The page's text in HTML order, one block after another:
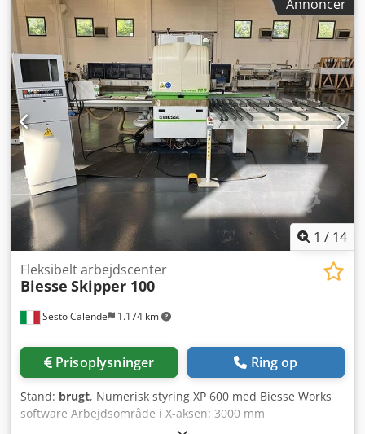
vægt:
3.000 kg
, TEKNISKE
DETALJER Arbejdsområde, X-akse: 3.000 mm
Arbejdsområde, Y-akse: 1.000 mm Arbejdsområde, Z-akse:
60 mm MASKINDETALJER Styring: Xp 600 med Biesse Works
software Vægt: 3.000 kg Chedpfjydk Rmox Apioa UDSTYR
Automatisk læsesystem med motoriseret båndtransportør
2 spændeklemmer til fastgørelse og transport af panelet
1+1 vertikal elektromotor (nedre + øvre) med 3 akser 1+1
uafhængig sav (nedre + øvre) 29 + 29 uafhængige spindler
til vertikal boring i X- og Y-retning (øvre + nedre) 10 + 10
uafhængige spindler til horisontal boring i X- og Y-retning
(øvre + nedre) Automatisk aflæsningssystem med
motoriseret båndtransportør
Annoncer
1 / 14
Sesto Calende 1.174 km
Fleksibelt arbejdscenter
Biesse Skipper 100
Prisoplysninger Ring op
Stand: brugt, Numerisk styring XP 600 med Biesse Works
software Arbejdsområde i X-aksen: 3000 mm
Arbejdsområde i Y-aksen: 1000 mm Arbejdsområde i Z-